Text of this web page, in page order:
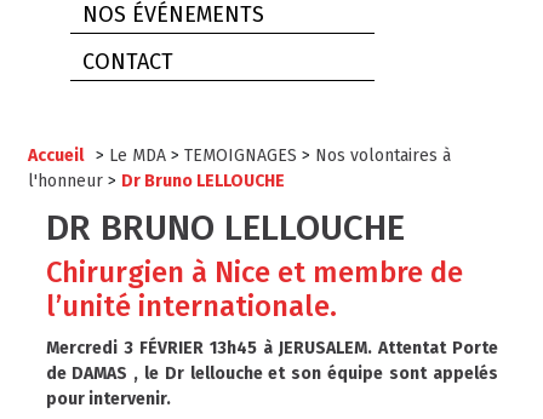
NOS ÉVÉNEMENTS
CONTACT
Accueil > Le MDA> TEMOIGNAGES > Nos volontaires à
l'honneur> Dr Bruno LELLOUCHE
DR BRUNO LELLOUCHE
Chirurgien à Nice et membre de
l’unité internationale.
Mercredi 3 FÉVRIER 13h45 à JERUSALEM. Attentat Porte
de DAMAS , le Dr lellouche et son équipe sont appelés
pour intervenir.